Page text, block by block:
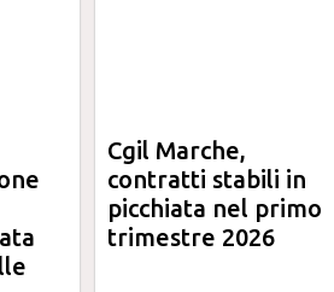
Cgil Marche,
contratti stabili in
picchiata nel primo
trimestre 2026